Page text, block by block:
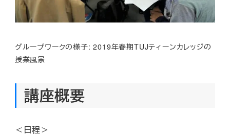
グループワークの様子: 2019年春期TUJティーンカレッジの
授業風景
講座概要
＜日程＞